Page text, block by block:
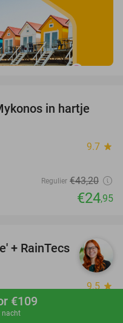
€109
nacht
42%
in hartje
9.7 star
Regulier €43,20
€24,95
35%
+ RainTecs
9.5 star